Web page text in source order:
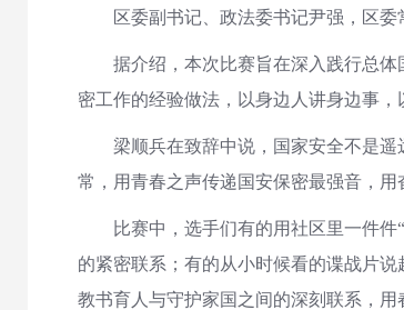
区委副书记、政法委书记尹强，区委
据介绍，本次比赛旨在深入践行总体
密工作的经验做法，以身边人讲身边事，
梁顺兵在致辞中说，国家安全不是遥远
常，用青春之声传递国安保密最强音，用
比赛中，选手们有的用社区里一件件“
的紧密联系；有的从小时候看的谍战片
教书育人与守护家国之间的深刻联系，